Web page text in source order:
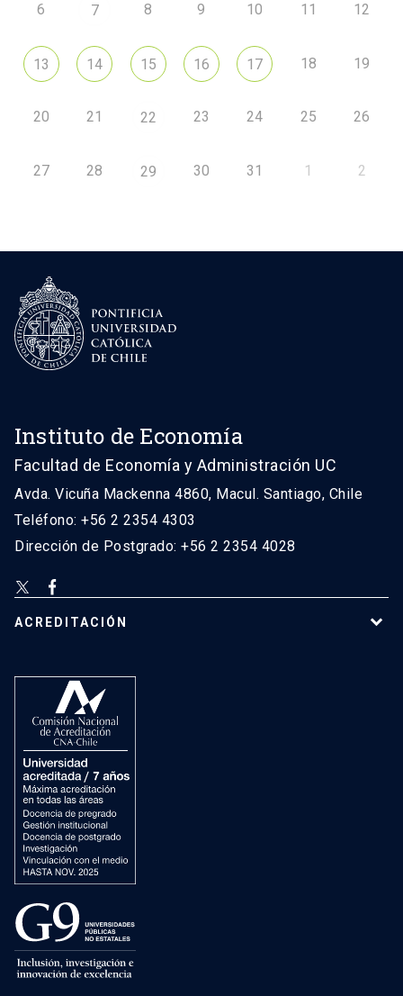
6 7 8 9 10 11 12
13 14 15 16 17 18 19
20 21 22 23 24 25 26
27 28 29 30 31 1 2
Instituto de Economía
Facultad de Economía y Administración UC
Avda. Vicuña Mackenna 4860, Macul. Santiago, Chile
Teléfono: +56 2 2354 4303
Dirección de Postgrado: +56 2 2354 4028
ACREDITACIÓN